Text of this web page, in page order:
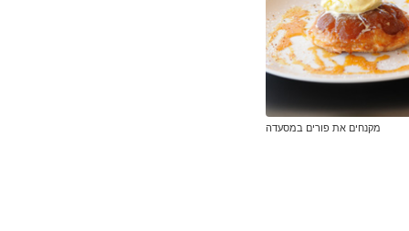
מקנחים את פורים במסעדה